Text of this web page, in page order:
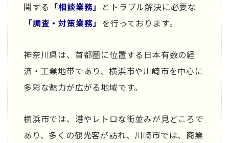
関する 「相談業務」
とトラブル解決に必要な
「調査・対策業務」 を行っております。
神奈川県は、首都圏に位置する日本有数の経
済・工業地帯であり、横浜市や川崎市を中心に
多彩な魅力が広がる地域です。
横浜市では、港やレトロな街並みが見どころで
あり、多くの観光客が訪れ、川崎市では、商業